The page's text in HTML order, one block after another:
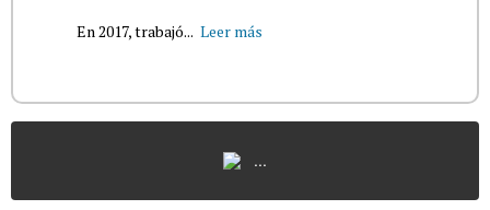
En 2017, trabajó... Leer más
...